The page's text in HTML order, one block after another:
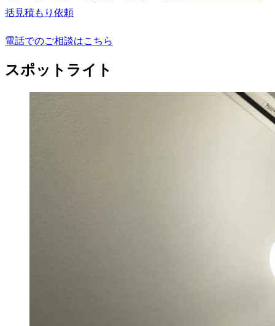
括見積もり依頼
電話でのご相談はこちら
スポットライト